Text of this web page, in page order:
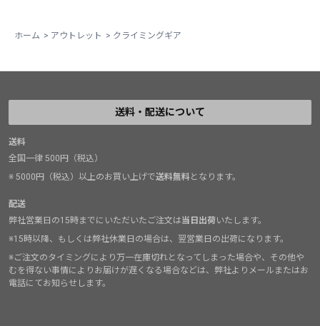
ホーム > アウトレット > クライミングギア
送料・配送について
送料
全国一律 500円（税込）
※ 5000円（税込）以上のお買い上げで送料無料となります。
配送
弊社営業日の15時までにいただいたご注文は当日出荷いたします。
※15時以降、もしくは弊社休業日の場合は、翌営業日の出荷になります。
※ご注文のタイミングにより万一在庫切れとなってしまった場合や、その他や
むを得ない事情によりお届けが遅くなる場合などは、弊社よりメールまたはお
電話にてお知らせします。